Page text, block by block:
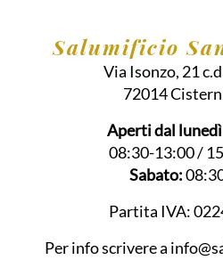
Salumificio
Via Isonzo, 21
72014
Aperti dal
08:30-13:00 /
Sabato:
Partita IVA:
Per info scrivere a